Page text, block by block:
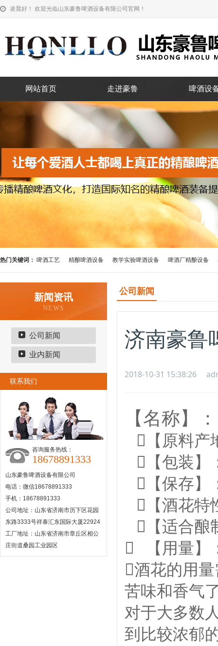
凌晨好！ 欢迎光临山东豪鲁啤酒设备有限公司官网！
网站首页 走进豪鲁 啤酒设
热门关键词： 啤酒工艺 精酿啤酒设备 教学实验啤酒设备 啤酒厂精酿设备
新闻资讯
NEWS
公司新闻
业内新闻
联系我们
咨询服务热线：
18678891333
山东豪鲁啤酒设备有限公司
电话：微信18678891333
手机：18678891333
公司地址：山东省济南市历下区花园
东路3333号祥泰汇东国际大厦22924
工厂地址：山东省济南市章丘区相公
庄街道桑园工业园区
公司新闻
济南豪鲁
2018-10-31 15:38:26
【名称】
【原料产
 【包装
 【保存
 【酒花
 【适合

【用量
酒花的用
苦味和香气
对于大多数
到比较浓郁